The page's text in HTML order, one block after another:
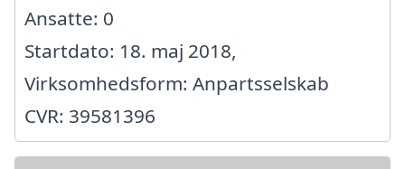
Ansatte: 0
Startdato: 18. maj 2018,
Virksomhedsform: Anpartsselskab
CVR: 39581396